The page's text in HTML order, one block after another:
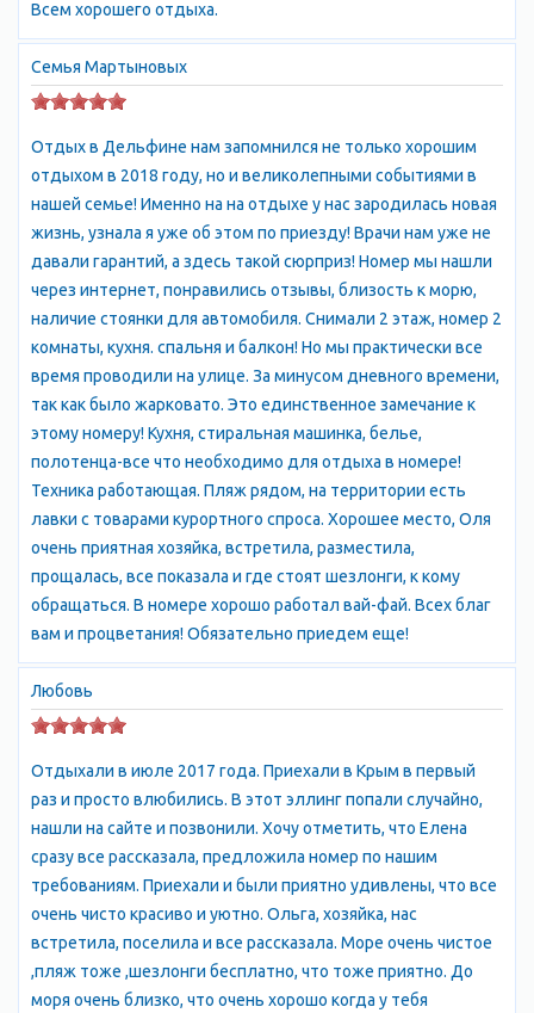
подключена к канализационной сети г. Алушты.
Всем хорошего отдыха.
Семья Мартыновых
Отдых в Дельфине нам запомнился не только хорошим
отдыхом в 2018 году, но и великолепными событиями в
нашей семье! Именно на на отдыхе у нас зародилась новая
жизнь, узнала я уже об этом по приезду! Врачи нам уже не
давали гарантий, а здесь такой сюрприз! Номер мы нашли
через интернет, понравились отзывы, близость к морю,
наличие стоянки для автомобиля. Снимали 2 этаж, номер 2
комнаты, кухня. спальня и балкон! Но мы практически все
время проводили на улице. За минусом дневного времени,
так как было жарковато. Это единственное замечание к
этому номеру! Кухня, стиральная машинка, белье,
полотенца-все что необходимо для отдыха в номере!
Техника работающая. Пляж рядом, на территории есть
лавки с товарами курортного спроса. Хорошее место, Оля
очень приятная хозяйка, встретила, разместила,
прощалась, все показала и где стоят шезлонги, к кому
обращаться. В номере хорошо работал вай-фай. Всех благ
вам и процветания! Обязательно приедем еще!
Любовь
Отдыхали в июле 2017 года. Приехали в Крым в первый
раз и просто влюбились. В этот эллинг попали случайно,
нашли на сайте и позвонили. Хочу отметить, что Елена
сразу все рассказала, предложила номер по нашим
требованиям. Приехали и были приятно удивлены, что все
очень чисто красиво и уютно. Ольга, хозяйка, нас
встретила, поселила и все рассказала. Море очень чистое
,пляж тоже ,шезлонги бесплатно, что тоже приятно. До
моря очень близко, что очень хорошо когда у тебя